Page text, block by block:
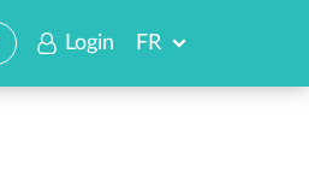
Login
FR
DE